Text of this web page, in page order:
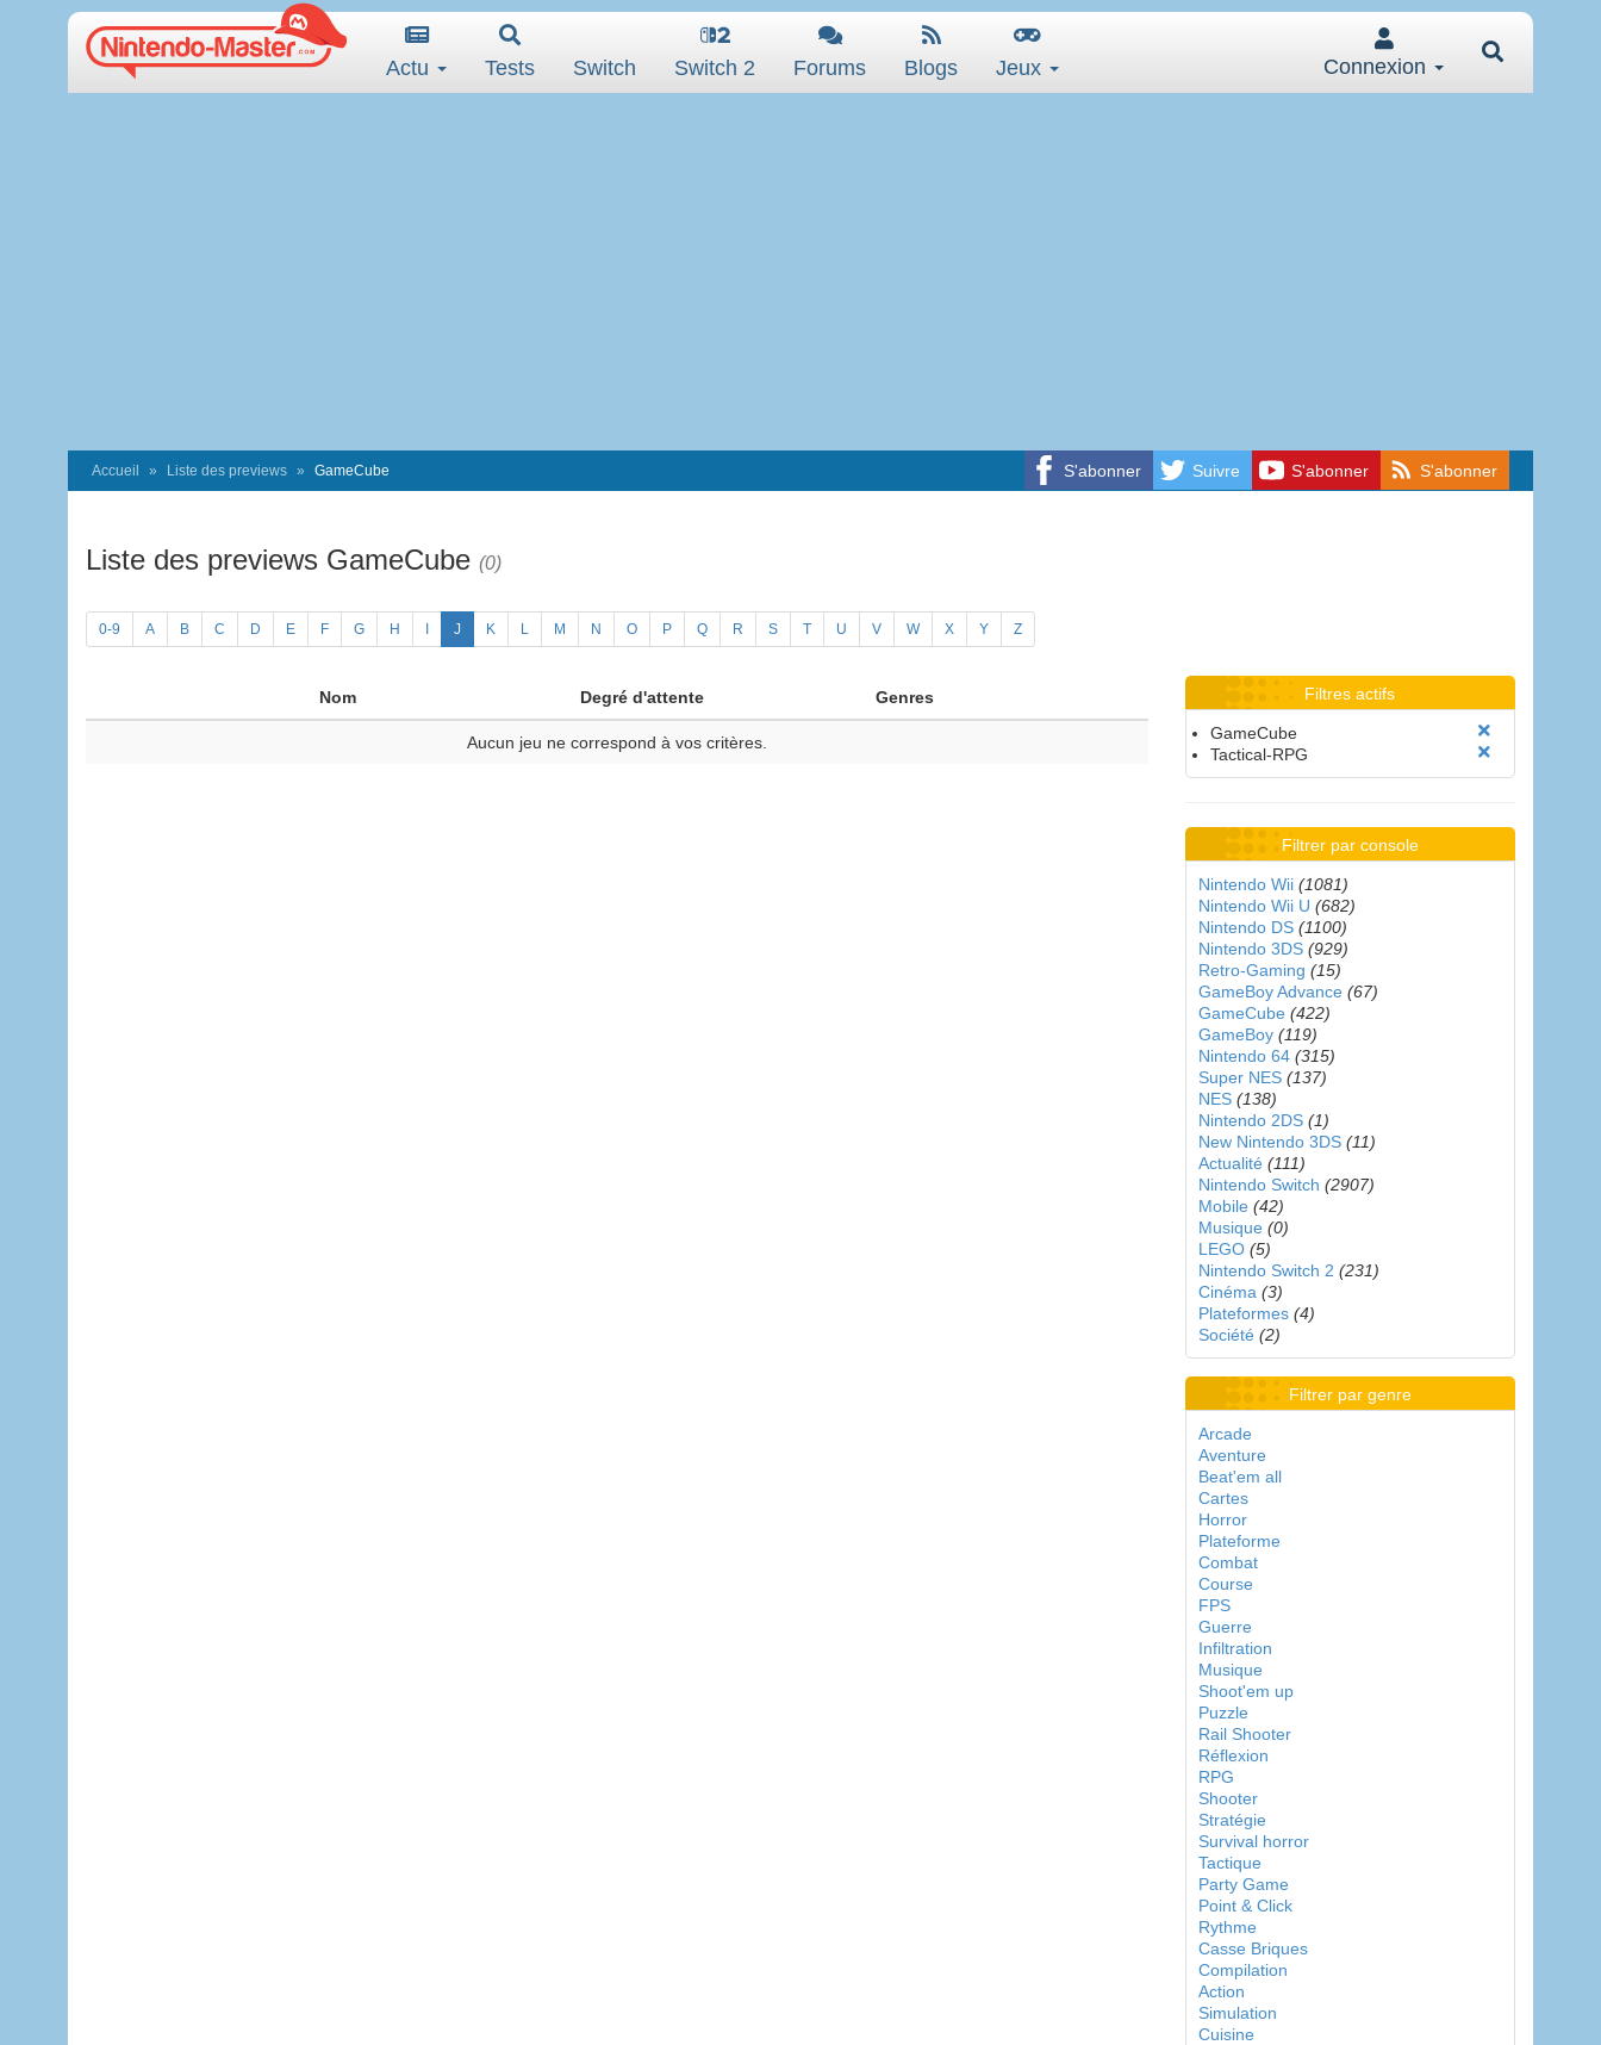
Actu Tests Switch Switch 2 Forums Blogs Jeux Connexion
S'abonner Suivre S'abonner S'abonner
Accueil Liste des previews GameCube
Liste des previews GameCube (0)
0-9 A B C D E F G H J K L M N O P Q R S T U V W X Y Z
Nom Degré d'attente Genres
Aucun jeu ne correspond à vos critères.
Filtres actifs
GameCube
Tactical-RPG
Filtrer par console
Nintendo Wii (1081)
Nintendo Wii U (682)
Nintendo DS (1100)
Nintendo 3DS (929)
Retro-Gaming (15)
GameBoy Advance (67)
GameCube (422)
GameBoy (119)
Nintendo 64 (315)
Super NES (137)
NES (138)
Nintendo 2DS (1)
New Nintendo 3DS (11)
Actualité (111)
Nintendo Switch (2907)
Mobile (42)
Musique (0)
LEGO (5)
Nintendo Switch 2 (231)
Cinéma (3)
Plateformes (4)
Société (2)
Filtrer par genre
Arcade
Aventure
Beat'em all
Cartes
Horror
Plateforme
Combat
Course
FPS
Guerre
Infiltration
Musique
Shoot'em up
Puzzle
Rail Shooter
Réflexion
RPG
Shooter
Stratégie
Survival horror
Tactique
Party Game
Point & Click
Rythme
Casse Briques
Compilation
Action
Simulation
Cuisine